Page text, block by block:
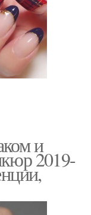
и
2019-